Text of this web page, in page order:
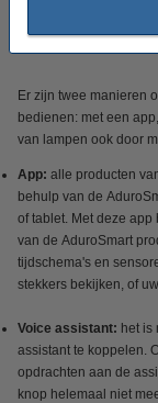
Er zijn twee manieren
bedienen: met een
van lampen ook door
App: alle producten
behulp van de
of tablet. Met deze
van de AduroSmart
tijdschema's en
stekkers bekijken, of
Voice assistant: het is
assistant te koppelen.
opdrachten aan de
knop helemaal niet